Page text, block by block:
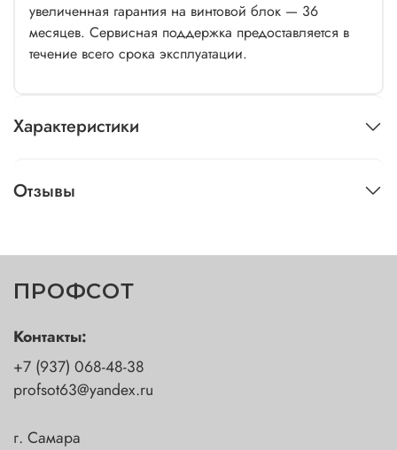
увеличенная гарантия на винтовой блок — 36
месяцев. Сервисная поддержка предоставляется в
течение всего срока эксплуатации.
Характеристики
Отзывы
ПРОФСОТ
Контакты:
+7 (937) 068-48-38
profsot63@yandex.ru
г. Самара